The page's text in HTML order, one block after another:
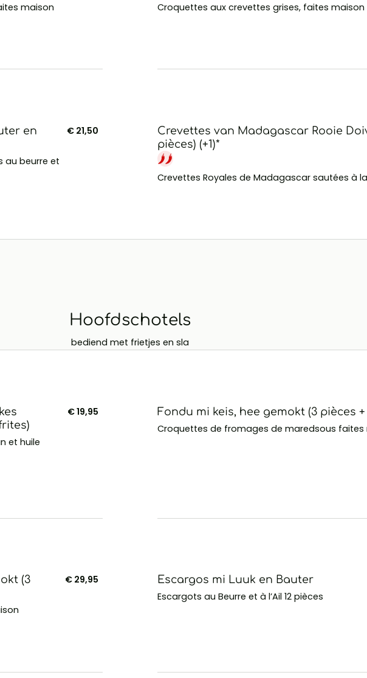
maison
Croquettes aux crevettes grises, faites maison
en
au beurre et
€ 21,50
Crevettes van Madagascar Rooie
pièces) (+1)*
Crevettes Royales de Madagascar sautées à
Hoofdschotels
bediend met frietjes en sla
et huile
€ 19,95
Fondu mi keis, hee gemokt (3 pièces
Croquettes de fromages de maredsous faites
(3
€ 29,95
Escargos mi Luuk en Bauter
Escargots au Beurre et à l’Ail 12 pièces